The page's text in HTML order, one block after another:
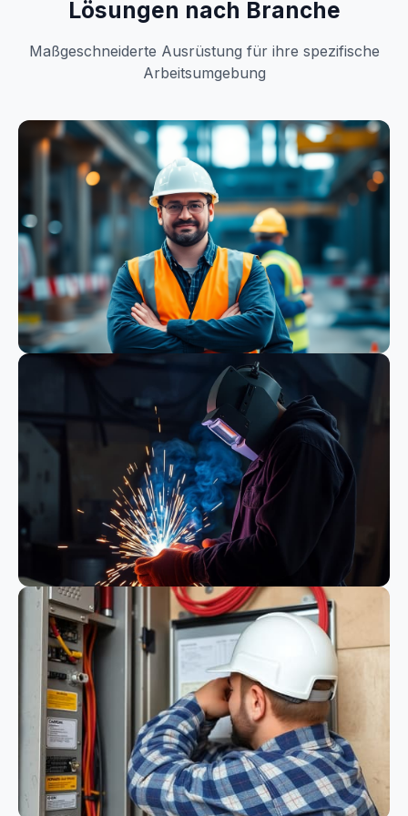
Lösungen nach Branche
Maßgeschneiderte Ausrüstung für ihre spezifische
Arbeitsumgebung
Bauwesen
Schweißen